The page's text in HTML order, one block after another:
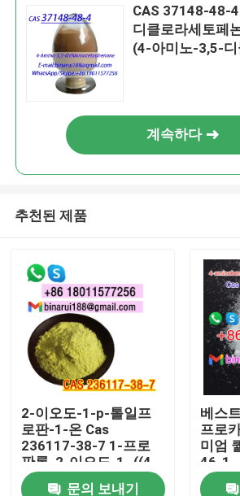
CAS 37148-48-
디클로라세토페
(4-아미노-3,5-디
계속하다
추천된 제품
2-이오도-1-p-톨일프
로판-1-온 Cas
236117-38-7 1-프로
판론, 2-이오도-1- ((4-
메틸페닐) -
문의 보내기
베스
프로
미엄
46-1